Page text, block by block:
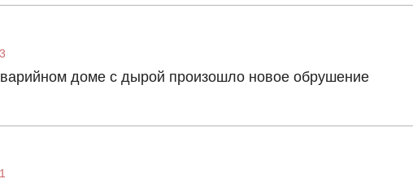
доме с дырой произошло новое обрушение